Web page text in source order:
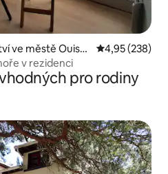
ve městě Ouistr
Průměrné
4,95 (238)
v rezidenci
pro rodiny
u hostů